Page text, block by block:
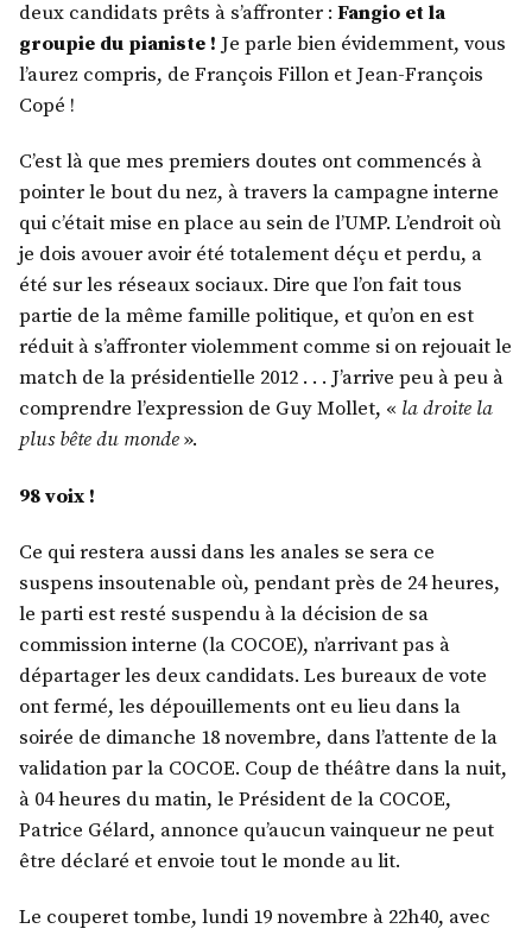
deux candidats prêts à s’affronter : Fangio et la
groupie du pianiste ! Je parle bien évidemment, vous
l’aurez compris, de François Fillon et Jean-François
Copé !
C’est là que mes premiers doutes ont commencés à
pointer le bout du nez, à travers la campagne interne
qui c’était mise en place au sein de l’UMP. L’endroit où
je dois avouer avoir été totalement déçu et perdu, a
été sur les réseaux sociaux. Dire que l’on fait tous
partie de la même famille politique, et qu’on en est
réduit à s’affronter violemment comme si on rejouait le
match de la présidentielle 2012 . . . J’arrive peu à peu à
comprendre l’expression de Guy Mollet, « la droite la
plus bête du monde».
98 voix !
Ce qui restera aussi dans les anales se sera ce
suspens insoutenable où, pendant près de 24 heures,
le parti est resté suspendu à la décision de sa
commission interne (la COCOE), n’arrivant pas à
départager les deux candidats. Les bureaux de vote
ont fermé, les dépouillements ont eu lieu dans la
soirée de dimanche 18 novembre, dans l’attente de la
validation par la COCOE. Coup de théâtre dans la nuit,
à 04 heures du matin, le Président de la COCOE,
Patrice Gélard, annonce qu’aucun vainqueur ne peut
être déclaré et envoie tout le monde au lit.
Le couperet tombe, lundi 19 novembre à 22h40, avec